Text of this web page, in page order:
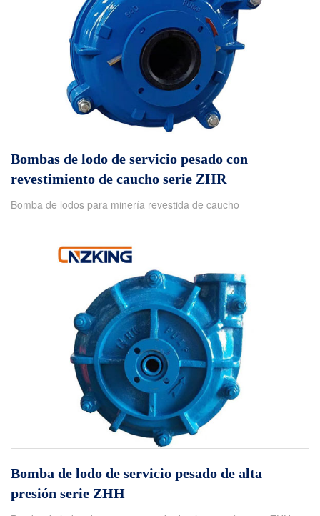
Bombas de lodo de servicio pesado con
revestimiento de caucho serie ZHR
Bomba de lodos para minería revestida de caucho
Bomba de lodo de servicio pesado de alta
presión serie ZHH